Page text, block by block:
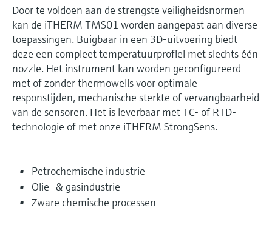
Door te voldoen aan de strengste veiligheidsnormen
kan de iTHERM TMS01 worden aangepast aan diverse
toepassingen. Buigbaar in een 3D-uitvoering biedt
deze een compleet temperatuurprofiel met slechts één
nozzle. Het instrument kan worden geconfigureerd
met of zonder thermowells voor optimale
responstijden, mechanische sterkte of vervangbaarheid
van de sensoren. Het is leverbaar met TC- of RTD-
technologie of met onze iTHERM StrongSens.
Petrochemische industrie
Olie- & gasindustrie
Zware chemische processen